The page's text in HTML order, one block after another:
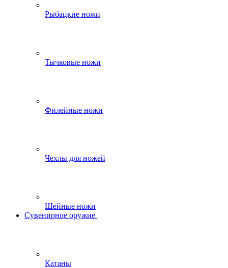
Рыбацкие ножи
Тычковые ножи
Филейные ножи
Чехлы для ножей
Шейные ножи
Сувенирное оружие
Катаны